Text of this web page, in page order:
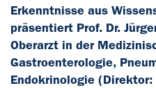
Erkenntnisse aus
präsentiert Prof. Dr.
Oberarzt in der
Gastroenterologie,
Endokrinologie (Direktor: